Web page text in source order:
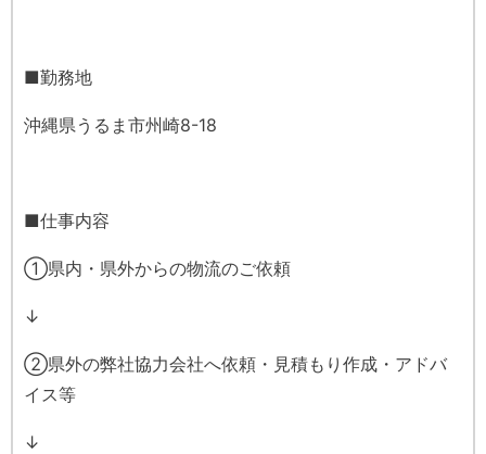
■勤務地
沖縄県うるま市州崎8-18
■仕事内容
①県内・県外からの物流のご依頼
↓
②県外の弊社協力会社へ依頼・見積もり作成・アドバ
イス等
↓